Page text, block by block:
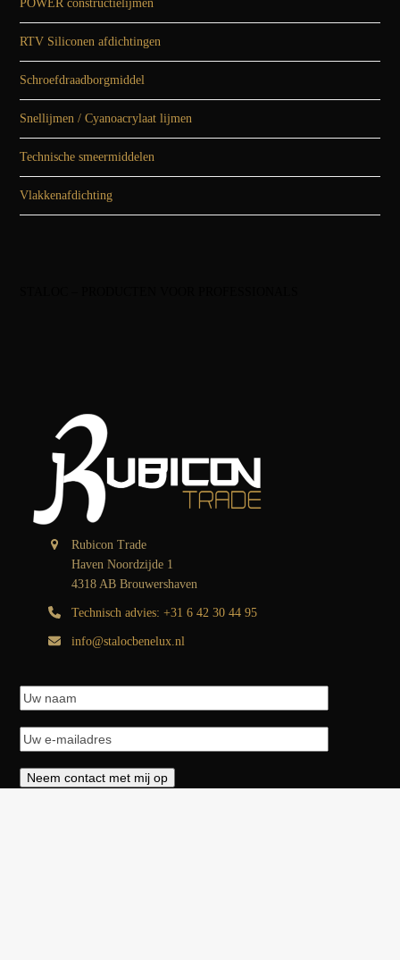
POWER constructielijmen
RTV Siliconen afdichtingen
Schroefdraadborgmiddel
Snellijmen / Cyanoacrylaat lijmen
Technische smeermiddelen
Vlakkenafdichting
Rubicon Trade
Haven Noordzijde 1
4318 AB Brouwershaven
Technisch advies: +31 6 42 30 44 95
info@stalocbenelux.nl